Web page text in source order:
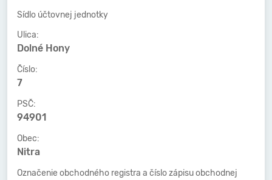
Sídlo účtovnej jednotky
Ulica:
Dolné Hony
Číslo:
7
PSČ:
94901
Obec:
Nitra
Označenie obchodného registra a číslo zápisu obchodnej